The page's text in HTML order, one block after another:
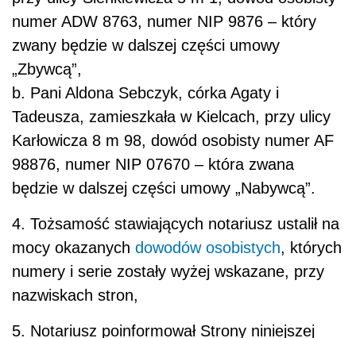
numer ADW 8763, numer NIP 9876 – który
zwany będzie w dalszej części umowy
„Zbywcą”,
b. Pani Aldona Sebczyk, córka Agaty i
Tadeusza, zamieszkała w Kielcach, przy ulicy
Karłowicza 8 m 98, dowód osobisty numer AF
98876, numer NIP 07670 – która zwana
będzie w dalszej części umowy „Nabywcą”.
4. Tożsamość stawiających notariusz ustalił na
mocy okazanych dowodów osobistych, których
numery i serie zostały wyżej wskazane, przy
nazwiskach stron,
5. Notariusz poinformował Strony niniejszej